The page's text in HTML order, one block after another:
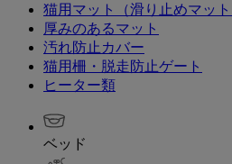
猫用マット（滑り止めマット
厚みのあるマット
汚れ防止カバー
猫用柵・脱走防止ゲート
ヒーター類
ベッド